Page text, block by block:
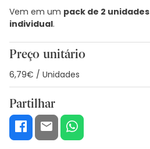
Vem em um pack de 2 unidades
individual.
Preço unitário
6,79€ / Unidades
Partilhar